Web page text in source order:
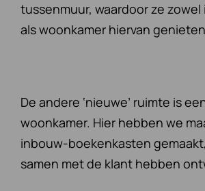
tussenmuur, waardoor ze zowel
als woonkamer hiervan
De andere ‘nieuwe’ ruimte is
woonkamer. Hier hebben we
inbouw-boekenkasten
samen met de klant hebben